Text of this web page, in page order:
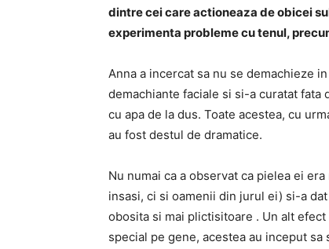
dintre cei care actioneaza de obicei
experimenta probleme cu tenul,
Anna a incercat sa nu se demachieze
demachiante faciale si si-a curatat
cu apa de la dus. Toate acestea, cu
au fost destul de dramatice.
Nu numai ca a observat ca pielea ei
insasi, ci si oamenii din jurul ei) si-a
obosita si mai plictisitoare . Un alt
special pe gene, acestea au inceput